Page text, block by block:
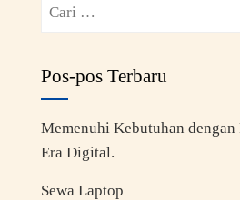
Pos-pos Terbaru
Memenuhi Kebutuhan
Era Digital.
Sewa Laptop